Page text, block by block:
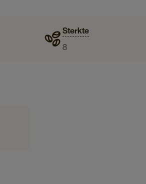
Sterkte
8